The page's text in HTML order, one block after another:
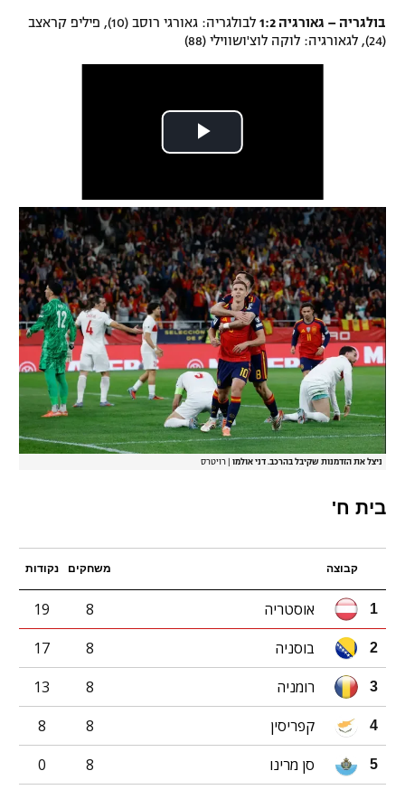
בולגריה – גאורגיה 1:2
לבולגריה: גאורגי רוסב (10), פיליפ קראצב
(24), לגאורגיה: לוקה לוצ'ושווילי (88)
ניצל את הזדמנות שקיבל בהרכב. דני אולמו רויטרס
בית ח'
קבוצה משחקים נקודות
1 אוסטריה 8
19
2 בוסניה 8
17
3 רומניה 8
13
4 קפריסין 8
8
5 סן מרינו 8
0